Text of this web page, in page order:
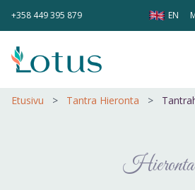
+358 449 395 879 EN
Etusivu > Tantra Hieronta >
Hieronta